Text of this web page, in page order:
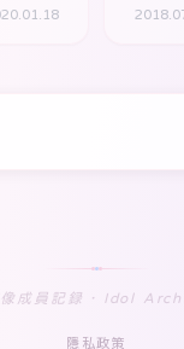
像成員記録 · Idol
隱私政策